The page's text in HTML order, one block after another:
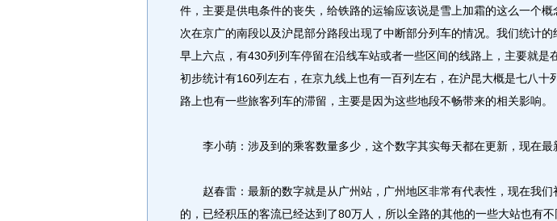
件，主要是供电条件的丧失，给铁路的运输应该说是雪上加霜的这么一个概
次在京广的南段以及沪昆部分路段出现了中断部分列车的情况。我们统计的
早上六点，有430列列车停留在沿线车站或者一些区间的线路上，主要就是
初步统计有160列左右，在京九线上也有一百列左右，在沪昆大概是七八十
路上也有一些旅客列车的滞留，主要是因为这些地段不畅带来的相关影响。
李小萌：涉及到的乘客数量多少，这个数字其实每天都在更新，现在最
赵春雷：最新的数字就是从广州站，广州地区非常有代表性，现在我们
的，已经积压的客流已经达到了80万人，所以全路的其他的一些大站也有不